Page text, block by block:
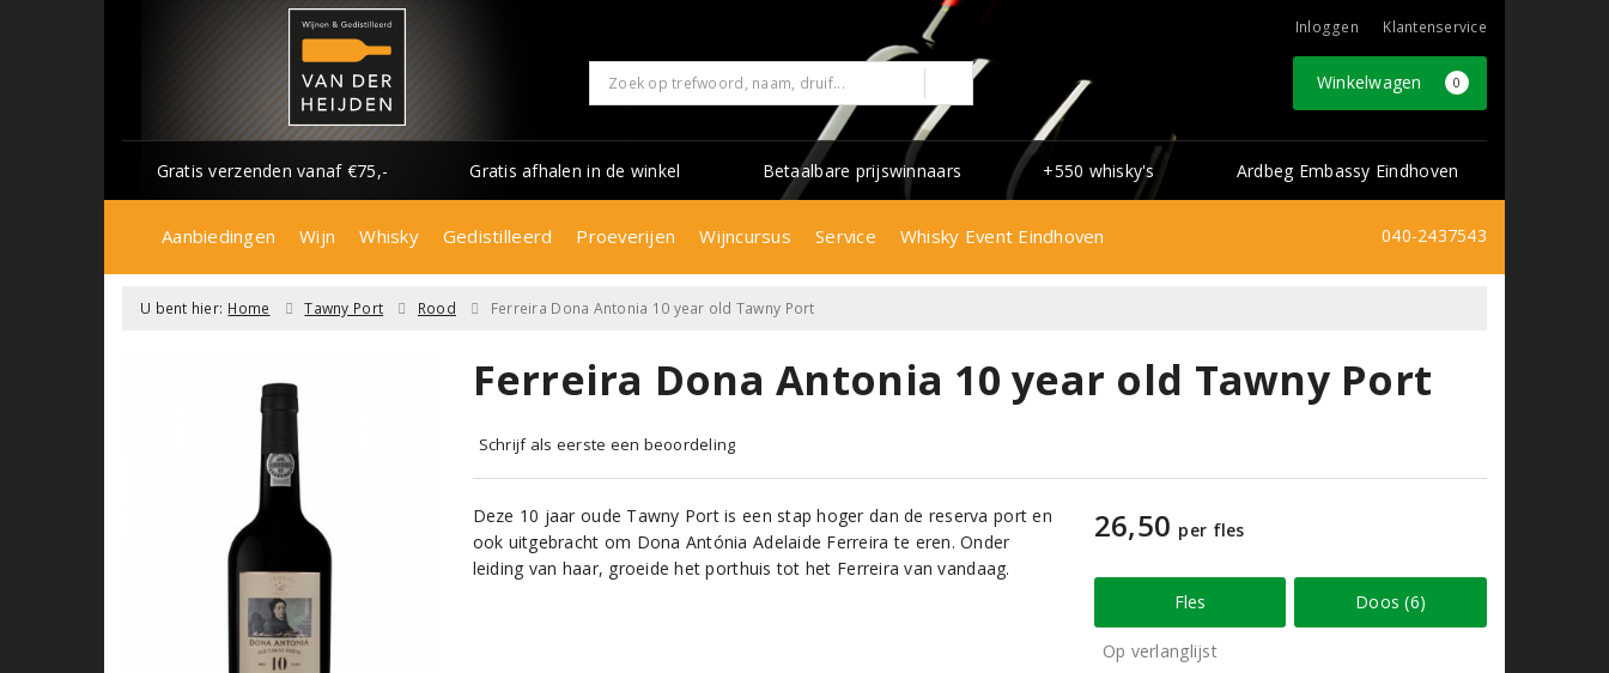
Inloggen Klantenservice
Winkelwagen 0
Gratis verzenden vanaf €75,- Gratis afhalen in de winkel Betaalbare prijswinnaars +550 whisky's Ardbeg Embassy Eindhoven
Aanbiedingen Wijn Whisky Gedistilleerd Proeverijen Wijncursus Service Whisky Event Eindhoven 040-2437543
U bent hier: Home Tawny Port Rood Ferreira Dona Antonia 10 year old Tawny Port
Ferreira Dona Antonia 10 year old Tawny Port
Schrijf als eerste een beoordeling
Deze 10 jaar oude Tawny Port is een stap hoger dan de reserva port en
ook uitgebracht om Dona Antónia Adelaide Ferreira te eren. Onder
leiding van haar, groeide het porthuis tot het Ferreira van vandaag.
26,50 per fles
Fles Doos (6)
Op verlanglijst